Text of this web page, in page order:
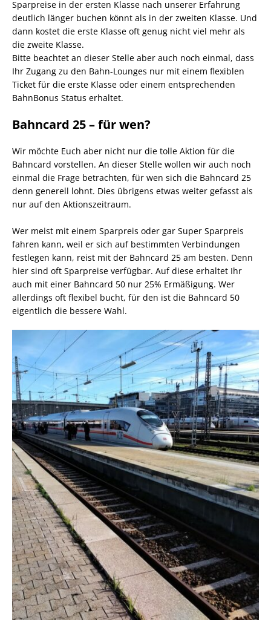
Sparpreise in der ersten Klasse nach unserer Erfahrung
deutlich länger buchen könnt als in der zweiten Klasse. Und
dann kostet die erste Klasse oft genug nicht viel mehr als
die zweite Klasse.
Bitte beachtet an dieser Stelle aber auch noch einmal, dass
Ihr Zugang zu den Bahn-Lounges nur mit einem flexiblen
Ticket für die erste Klasse oder einem entsprechenden
BahnBonus Status erhaltet.
Bahncard 25 – für wen?
Wir möchte Euch aber nicht nur die tolle Aktion für die
Bahncard vorstellen. An dieser Stelle wollen wir auch noch
einmal die Frage betrachten, für wen sich die Bahncard 25
denn generell lohnt. Dies übrigens etwas weiter gefasst als
nur auf den Aktionszeitraum.
Wer meist mit einem Sparpreis oder gar Super Sparpreis
fahren kann, weil er sich auf bestimmten Verbindungen
festlegen kann, reist mit der Bahncard 25 am besten. Denn
hier sind oft Sparpreise verfügbar. Auf diese erhaltet Ihr
auch mit einer Bahncard 50 nur 25% Ermäßigung. Wer
allerdings oft flexibel bucht, für den ist die Bahncard 50
eigentlich die bessere Wahl.